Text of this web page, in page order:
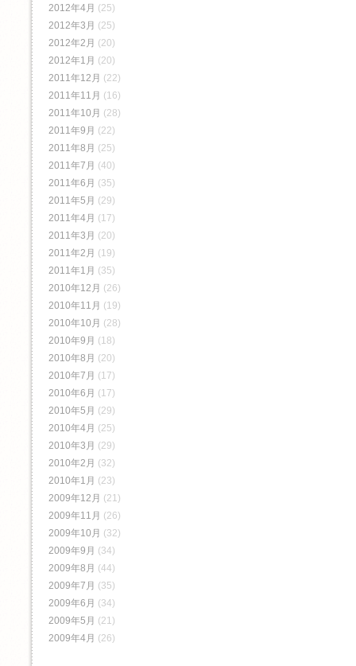
2012年4月 (25)
2012年3月 (25)
2012年2月 (20)
2012年1月 (20)
2011年12月 (22)
2011年11月 (16)
2011年10月 (28)
2011年9月 (22)
2011年8月 (25)
2011年7月 (40)
2011年6月 (35)
2011年5月 (29)
2011年4月 (17)
2011年3月 (20)
2011年2月 (19)
2011年1月 (35)
2010年12月 (26)
2010年11月 (19)
2010年10月 (28)
2010年9月 (18)
2010年8月 (20)
2010年7月 (17)
2010年6月 (17)
2010年5月 (29)
2010年4月 (25)
2010年3月 (29)
2010年2月 (32)
2010年1月 (23)
2009年12月 (21)
2009年11月 (26)
2009年10月 (32)
2009年9月 (34)
2009年8月 (44)
2009年7月 (35)
2009年6月 (34)
2009年5月 (21)
2009年4月 (26)